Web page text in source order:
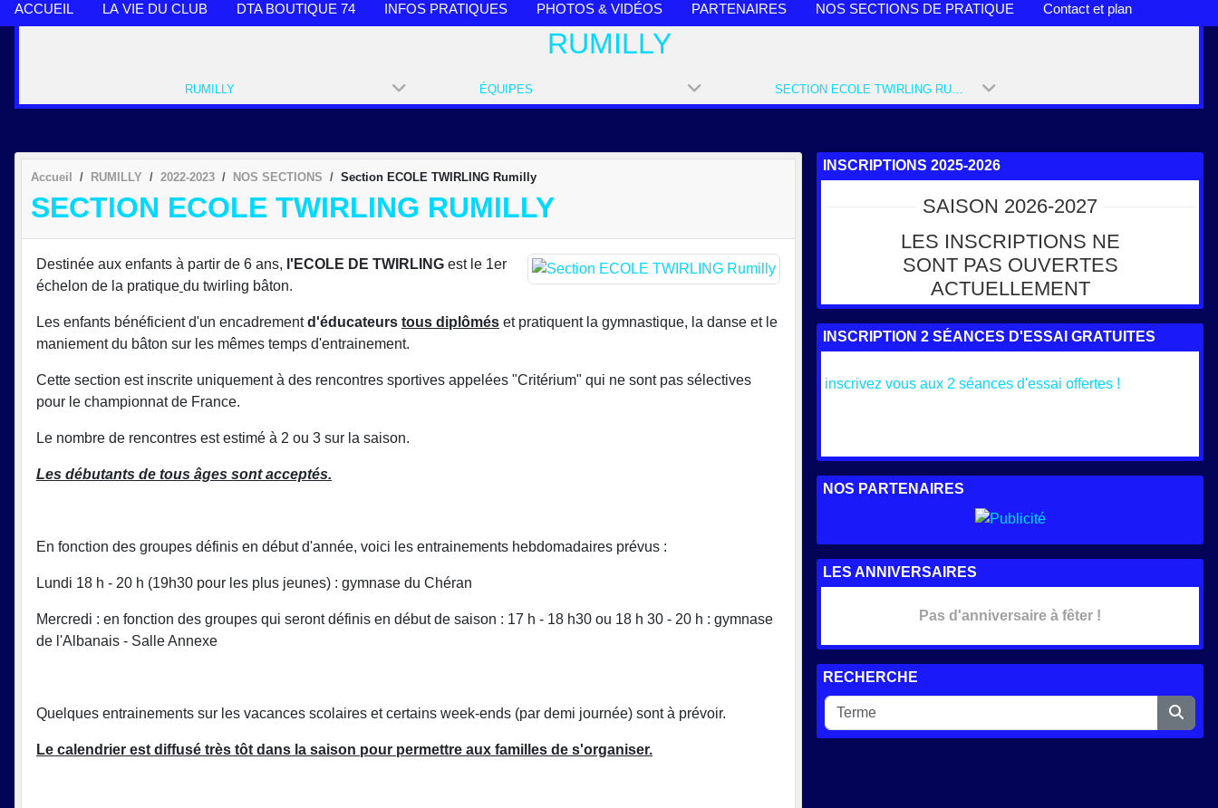
ACCUEIL LA VIE DU CLUB DTA BOUTIQUE 74 INFOS PRATIQUES PHOTOS & VIDÉOS PARTENAIRES NOS SECTIONS DE PRATIQUE Contact et plan
RUMILLY
RUMILLY ÉQUIPES SECTION ECOLE TWIRLING RUMILLY (SAISON 2022-2023)
Accueil RUMILLY 2022-2023 NOS SECTIONS Section ECOLE TWIRLING Rumilly
SECTION ECOLE TWIRLING RUMILLY
Destinée aux enfants à partir de 6 ans, l'ECOLE DE TWIRLING est le 1er
échelon de la pratique du twirling bâton.
Les enfants bénéficient d'un encadrementd'éducateurs tous diplômés et pratiquent la gymnastique, la danse et le
maniement du bâton sur les mêmes temps d'entrainement.
Cette section est inscrite uniquement à des rencontres sportives appelées "Critérium" qui ne sont pas sélectives
pour le championnat de France.
Le nombre de rencontres est estimé à 2 ou 3 sur la saison.
Les débutants de tous âges sont acceptés.
En fonction des groupes définis en début d'année, voici les entrainements hebdomadaires prévus :
Lundi 18 h - 20 h (19h30 pour les plus jeunes) : gymnase du Chéran
Mercredi : en fonction des groupes qui seront définis en début de saison : 17 h - 18 h30 ou 18 h 30 - 20 h : gymnase
de l'Albanais - Salle Annexe
Quelques entrainements sur les vacances scolaires et certains week-ends (par demi journée) sont à prévoir.
Le calendrier est diffusé très tôt dans la saison pour permettre aux familles de s'organiser.
INSCRIPTIONS 2025-2026
SAISON 2026-2027
LES INSCRIPTIONS NE
SONT PAS OUVERTES
ACTUELLEMENT
INSCRIPTION 2 SÉANCES D'ESSAI GRATUITES
inscrivez vous aux 2 séances d'essai offertes !
NOS PARTENAIRES
LES ANNIVERSAIRES
Pas d'anniversaire à fêter !
RECHERCHE